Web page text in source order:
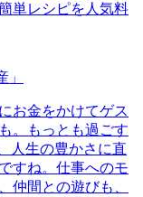
単レシピを人気料
お金をかけてゲス
。もっとも過ごす
人生の豊かさに直
すね。仕事へのモ
仲間との遊びも、